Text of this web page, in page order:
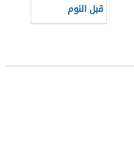
قبل النوم